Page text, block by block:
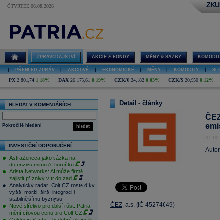
ČTVRTEK 06.08.2026
ZPRAVODAJSTVÍ AKCIE & FONDY MĚNY & SAZBY
PŘEHLED ZPRÁV AKCIOVÉ EKONOMICKÉ MĚNY KOMODITY
PX 2 801,74 1,18% DAX 26 176,61 0,19% CZK/€ 24,182 0,03% CZK/$ 20,950 0,12%
HLEDAT V KOMENTÁŘÍCH
hledat
Pokročilé hledání
INVESTIČNÍ DOPORUČENÍ
AstraZeneca jako sázka na
defenzivu mimo AI horečku
Arista Networks: AI může firmě
zajistit příznivý vítr do zad
Analytický radar: Colt CZ roste díky
vyšší marži, širší integraci i
stabilnějšímu byznysu
Nové střelivo pro další růst. Patria
mění cílovou cenu pro Colt CZ
Detail - články
ČEZ, a.s. (IČ 45274649)